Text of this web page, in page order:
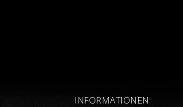
INFORMATIONEN